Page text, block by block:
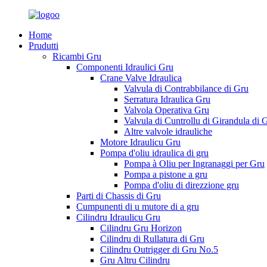
Home
Prudutti
Ricambi Gru
Componenti Idraulici Gru
Crane Valve Idraulica
Valvula di Contrabbilance di Gru
Serratura Idraulica Gru
Valvola Operativa Gru
Valvula di Cuntrollu di Girandula di
Altre valvole idrauliche
Motore Idraulicu Gru
Pompa d'oliu idraulica di gru
Pompa à Oliu per Ingranaggi per Gru
Pompa a pistone a gru
Pompa d'oliu di direzzione gru
Parti di Chassis di Gru
Cumpunenti di u mutore di a gru
Cilindru Idraulicu Gru
Cilindru Gru Horizon
Cilindru di Rullatura di Gru
Cilindru Outrigger di Gru No.5
Gru Altru Cilindru